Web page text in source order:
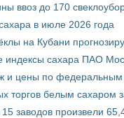
ввоз до 170
в июле 2026 года
на Кубани
сахара ПАО
цены по федеральным
торгов белым сахаром
заводов произвели